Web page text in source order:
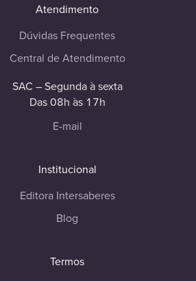
Atendimento
Dúvidas Frequentes
Central de Atendimento
SAC – Segunda à sexta
Das 08h às 17h
E-mail
Institucional
Editora Intersaberes
Blog
Termos